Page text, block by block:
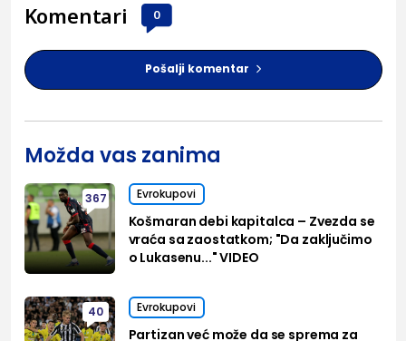
Komentari 0
Pošalji komentar
Možda vas zanima
367 Evrokupovi
Košmaran debi kapitalca – Zvezda se
vraća sa zaostatkom; "Da zaključimo
o Lukasenu..." VIDEO
40 Evrokupovi
Partizan već može da se sprema za